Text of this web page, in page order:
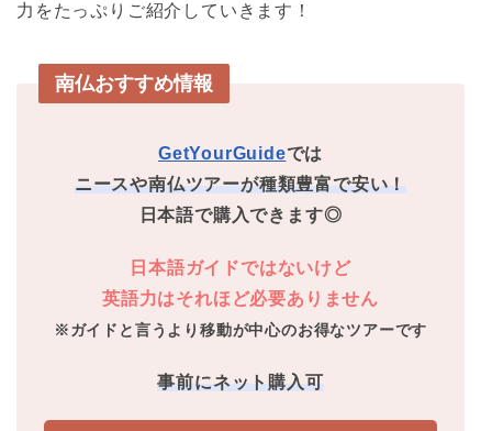
力をたっぷりご紹介していきます！
南仏おすすめ情報
GetYourGuideでは
ニースや南仏ツアーが種類豊富で安い！
日本語で購入できます◎
日本語ガイドではないけど
英語力はそれほど必要ありません
※ガイドと言うより移動が中心のお得なツアーです
事前にネット購入可